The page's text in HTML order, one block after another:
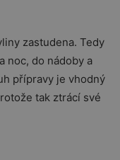
zastudena. Tedy
noc, do nádoby a
přípravy je vhodný
tak ztrácí své